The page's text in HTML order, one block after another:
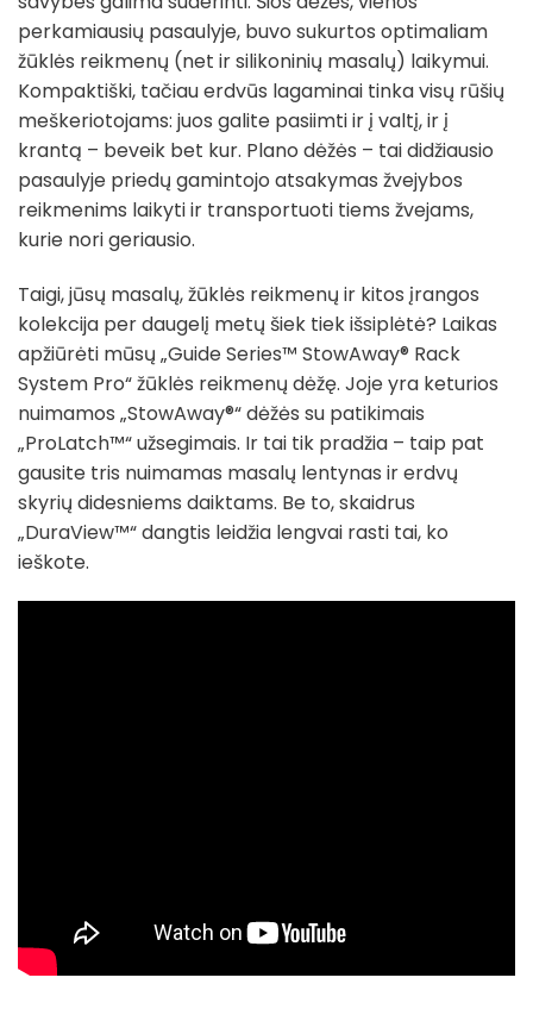
perkamiausių pasaulyje, buvo sukurtos optimaliam
žūklės reikmenų (net ir silikoninių masalų) laikymui.
Kompaktiški, tačiau erdvūs lagaminai tinka visų rūšių
meškeriotojams: juos galite pasiimti ir į valtį, ir į
krantą – beveik bet kur. Plano dėžės – tai didžiausio
pasaulyje priedų gamintojo atsakymas žvejybos
reikmenims laikyti ir transportuoti tiems žvejams,
kurie nori geriausio.
Taigi, jūsų masalų, žūklės reikmenų ir kitos įrangos
kolekcija per daugelį metų šiek tiek išsiplėtė? Laikas
apžiūrėti mūsų „Guide Series™ StowAway® Rack
System Pro“ žūklės reikmenų dėžę. Joje yra keturios
nuimamos „StowAway®“ dėžės su patikimais
„ProLatch™“ užsegimais. Ir tai tik pradžia – taip pat
gausite tris nuimamas masalų lentynas ir erdvų
skyrių didesniems daiktams. Be to, skaidrus
„DuraView™“ dangtis leidžia lengvai rasti tai, ko
ieškote.